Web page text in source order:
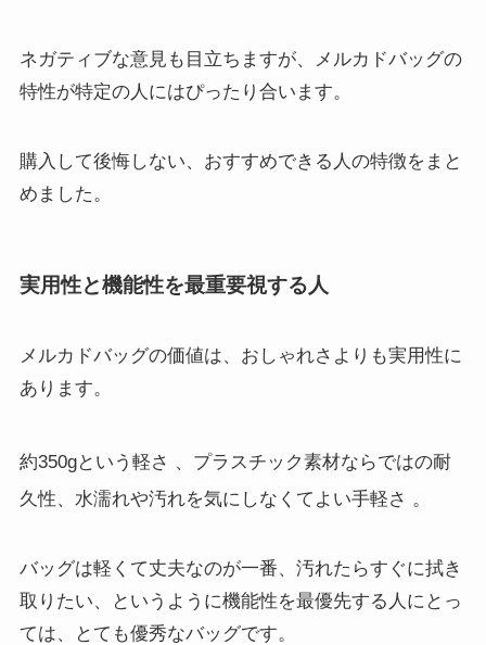
ネガティブな意見も目立ちますが、メルカドバッグの
特性が特定の人にはぴったり合います。
購入して後悔しない、おすすめできる人の特徴をまと
めました。
実用性と機能性を最重要視する人
メルカドバッグの価値は、おしゃれさよりも実用性に
あります。
約350gという軽さ 、プラスチック素材ならではの耐
久性、水濡れや汚れを気にしなくてよい手軽さ 。
バッグは軽くて丈夫なのが一番、汚れたらすぐに拭き
取りたい、というように機能性を最優先する人にとっ
ては、とても優秀なバッグです。